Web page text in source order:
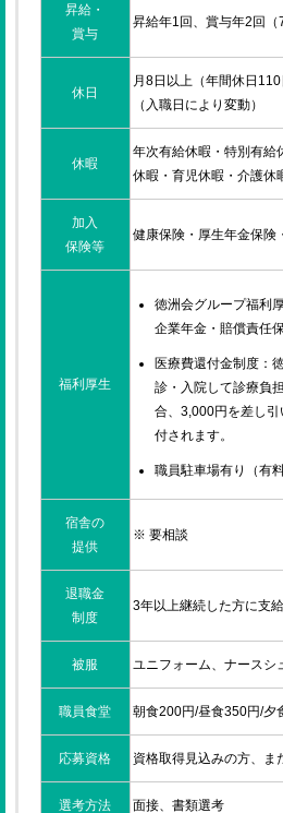
昇給・
賞与
昇給年1回、賞与年2回（
休日
月8日以上（年間休日
（入職日により変動）
休暇
年次有給休暇・特別有給
休暇・育児休暇・介護休
加入
保険等
健康保険・厚生年金保険
福利厚生
徳洲会グループ福利
企業年金・賠償責任
医療費還付金制度：
診・入院して診療負
合、3,000円を差し
付されます。
職員駐車場有り（有
宿舎の
提供
※ 要相談
退職金
制度
3年以上継続した方に支
被服 ユニフォーム、ナースシ
職員食堂 朝食200円/昼食350円/夕
応募資格 資格取得見込みの方、ま
選考方法 面接、書類選考